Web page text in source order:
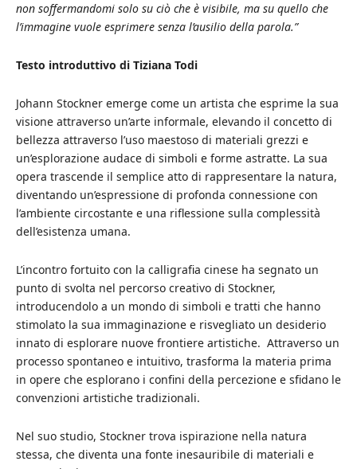
non soffermandomi solo su ciò che è visibile, ma su quello che
l’immagine vuole esprimere senza l’ausilio della parola.”
Testo introduttivo di Tiziana Todi
Johann Stockner emerge come un artista che esprime la sua
visione attraverso un’arte informale, elevando il concetto di
bellezza attraverso l’uso maestoso di materiali grezzi e
un’esplorazione audace di simboli e forme astratte. La sua
opera trascende il semplice atto di rappresentare la natura,
diventando un’espressione di profonda connessione con
l’ambiente circostante e una riflessione sulla complessità
dell’esistenza umana.
L’incontro fortuito con la calligrafia cinese ha segnato un
punto di svolta nel percorso creativo di Stockner,
introducendolo a un mondo di simboli e tratti che hanno
stimolato la sua immaginazione e risvegliato un desiderio
innato di esplorare nuove frontiere artistiche. Attraverso un
processo spontaneo e intuitivo, trasforma la materia prima
in opere che esplorano i confini della percezione e sfidano le
convenzioni artistiche tradizionali.
Nel suo studio, Stockner trova ispirazione nella natura
stessa, che diventa una fonte inesauribile di materiali e